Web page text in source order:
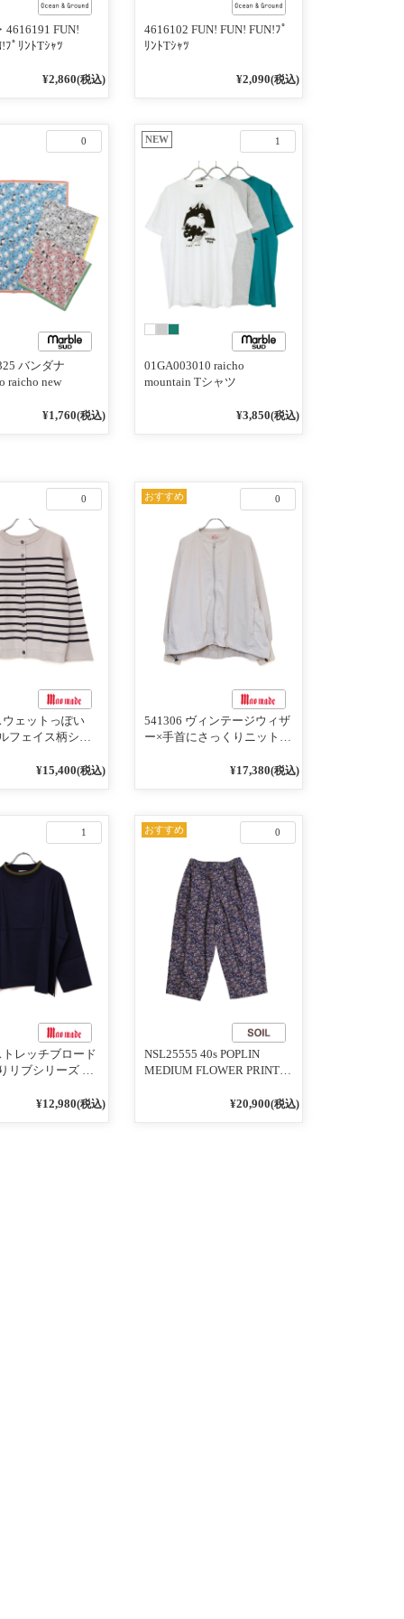
4616191 FUN!
ﾌﾟﾘﾝﾄTｼｬﾂ
¥2,860(税込)
4616102 FUN! FUN! FUN!ﾌﾟ
ﾘﾝﾄTｼｬﾂ
¥2,090(税込)
0
バンダナ
raicho new
¥1,760(税込)
1
NEW
01GA003010 raicho
mountain Tシャツ
¥3,850(税込)
0
ウェットっぽい
フェイス柄シリ
プルオーバー
¥15,400(税込)
0
おすすめ
541306 ヴィンテージウィザ
ー×手首にさっくりニット付
ンドカラージャケット 02オ
¥17,380(税込)
1
トレッチブロード
リブシリーズ ロ
リブプルオーバ
¥12,980(税込)
0
おすすめ
NSL25555 40s POPLIN
MEDIUM FLOWER PRINT
3800NAVY BASE¥20,900(税込)